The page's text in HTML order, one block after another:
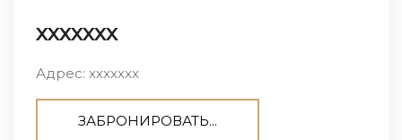
ххххххх
Адрес: ххххххх
ЗАБРОНИРОВАТЬ...